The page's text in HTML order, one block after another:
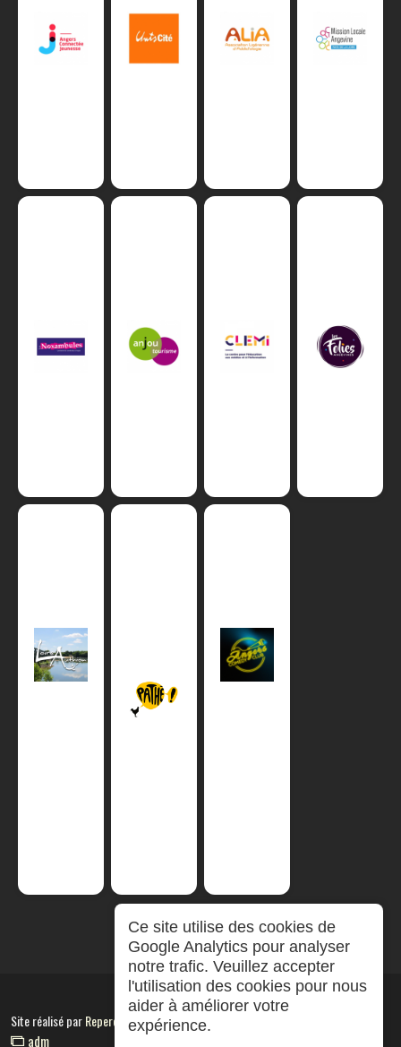
Site réalisé parRepereCom
adm
Ce site utilise des cookies de
Google Analytics pour analyser
notre trafic. Veuillez accepter
l'utilisation des cookies pour nous
aider à améliorer votre
expérience.